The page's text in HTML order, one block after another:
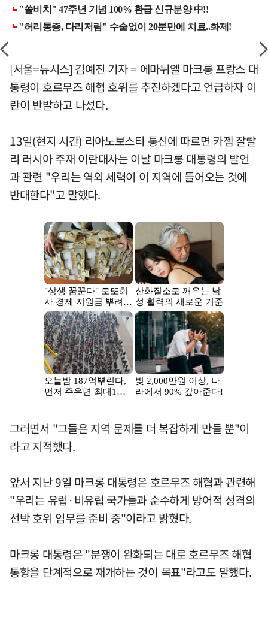
[서울=뉴시스] 김예진 기자 = 에마뉘엘 마크롱 프랑스 대
통령이 호르무즈 해협 호위를 추진하겠다고 언급하자 이
란이 반발하고 나섰다.
13일(현지 시간) 리아노보스티 통신에 따르면 카젬 잘랄
리 러시아 주재 이란대사는 이날 마크롱 대통령의 발언
과 관련 "우리는 역외 세력이 이 지역에 들어오는 것에
반대한다"고 말했다.
그러면서 "그들은 지역 문제를 더 복잡하게 만들 뿐"이
라고 지적했다.
앞서 지난 9일 마크롱 대통령은 호르무즈 해협과 관련해
"우리는 유럽·비유럽 국가들과 순수하게 방어적 성격의
선박 호위 임무를 준비 중"이라고 밝혔다.
마크롱 대통령은 "분쟁이 완화되는 대로 호르무즈 해협
통항을 단계적으로 재개하는 것이 목표"라고도 말했다.